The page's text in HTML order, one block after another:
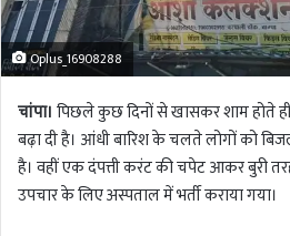
Oplus_16908288
चांपा। पिछले कुछ दिनों से खासकर शाम होते
बढ़ा दी है। आंधी बारिश के चलते लोगों को
है। वहीं एक दंपत्ती करंट की चपेट आकर बुरी
उपचार के लिए अस्पताल में भर्ती कराया गया।